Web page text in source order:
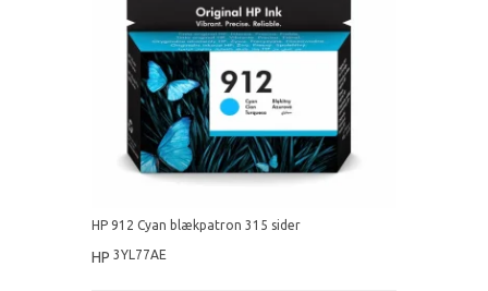
HP 912 Cyan blækpatron 315 sider
HP 3YL77AE